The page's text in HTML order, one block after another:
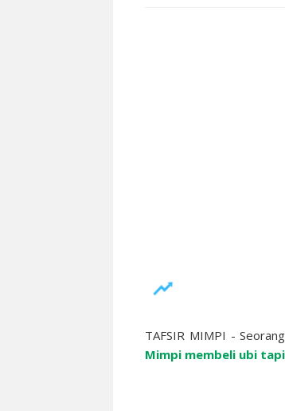
TAFSIR MIMPI -
Mimpi membeli ubi